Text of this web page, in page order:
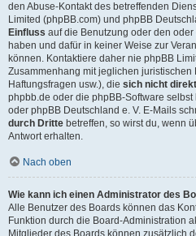
den Abuse-Kontakt des betreffenden
Limited (phpBB.com) und phpBB
Einfluss auf die Benutzung oder den
haben und dafür in keiner Weise zur
können. Kontaktiere daher nie phpBB
Zusammenhang mit jeglichen
Haftungsfragen usw.), die sich nicht direkt
phpbb.de oder die phpBB-Software
oder phpBB Deutschland e. V. E-Mails
durch Dritte betreffen, so wirst du, wenn
Antwort erhalten.
Nach oben
Wie kann ich einen Administrator des
Alle Benutzer des Boards können das
Funktion durch die Board-Administration
Mitglieder des Boards können zusätzlich